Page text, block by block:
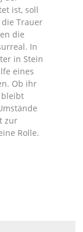
ist, soll
Trauer
die
In
in Stein
eines
Ob ihr
bleibt
zur
Rolle.